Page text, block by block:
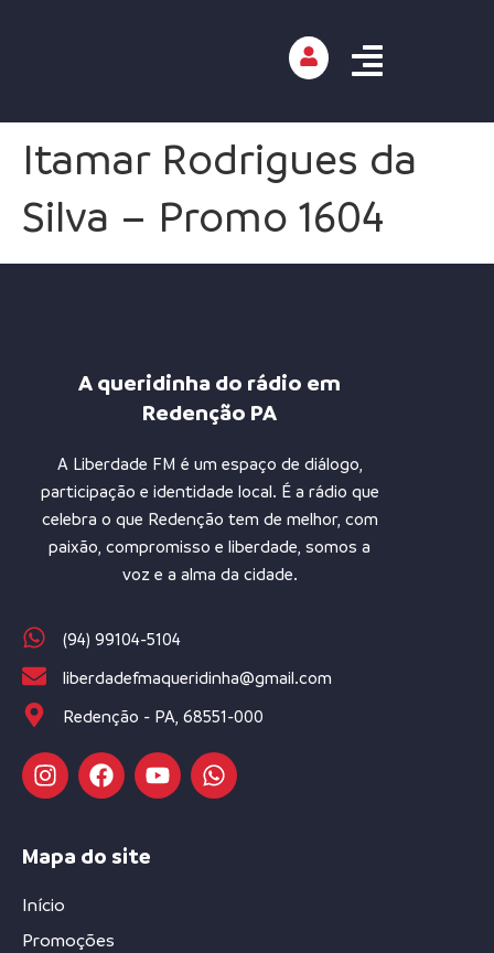
Itamar Rodrigues da
Silva – Promo 1604
A queridinha do rádio em
Redenção PA
A Liberdade FM é um espaço de diálogo,
participação e identidade local. É a rádio que
celebra o que Redenção tem de melhor, com
paixão, compromisso e liberdade, somos a
voz e a alma da cidade.
(94) 99104-5104
liberdadefmaqueridinha@gmail.com
Redenção - PA, 68551-000
Mapa do site
Início
Promoções